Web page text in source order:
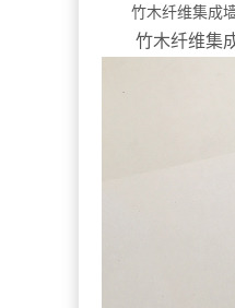
竹木纤维集成
竹木纤维集